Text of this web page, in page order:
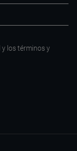
y lostérminos y